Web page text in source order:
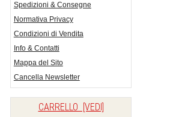
Spedizioni & Consegne
Normativa Privacy
Condizioni di Vendita
Info & Contatti
Mappa del Sito
Cancella Newsletter
CARRELLO [VEDI]